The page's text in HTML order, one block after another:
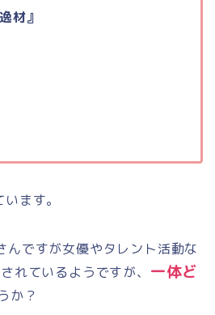
材』
います。
ですが女優やタレント活動な
れているようですが、 一体ど
か？